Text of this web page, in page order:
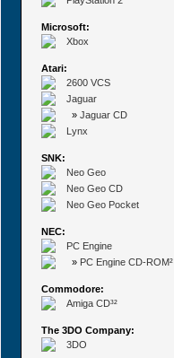
Microsoft:
Xbox
Atari:
2600 VCS
Jaguar
» Jaguar CD
Lynx
SNK:
Neo Geo
Neo Geo CD
Neo Geo Pocket
NEC:
PC Engine
» PC Engine CD-ROM²
Commodore:
Amiga CD³²
The 3DO Company:
3DO